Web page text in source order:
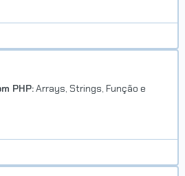
PHP:Arrays, Strings, Função e